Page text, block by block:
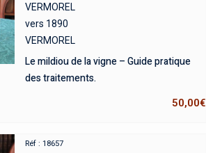
VERMOREL
vers 1890
VERMOREL
Le mildiou de la vigne – Guide pratique
des traitements.
50,00€
Réf : 18657